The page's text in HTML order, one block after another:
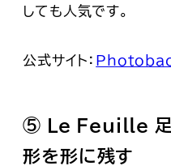
しても人気です。
公式サイト：
⑤ Le Feuille 足
形を形に残す